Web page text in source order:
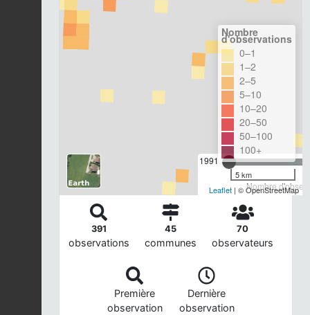
1991
Nombre
Nombre
d'observations
0–1
1–2
2–5
5–10
10–20
20–50
50–100
100+
5 km
Leaflet | © OpenStreetMap
391
observations
45
communes
70
observateurs
Première
observation
Dernière
observation